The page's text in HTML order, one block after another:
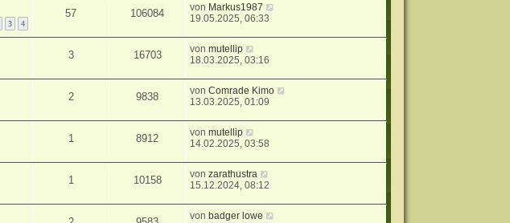
3 4
57 106084 von Markus1987
19.05.2025, 06:33
3 16703 vonmutellip
18.03.2025, 03:16
2 9838 vonComrade Kimo
13.03.2025, 01:09
1 8912 vonmutellip
14.02.2025, 03:58
1 10158 vonzarathustra
15.12.2024, 08:12
vonbadger lowe